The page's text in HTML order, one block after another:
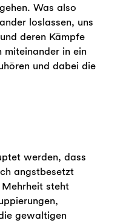
Was also
loslassen, uns
deren Kämpfe
miteinander in ein
und dabei die
werden, dass
angstbesetzt
steht
gewaltigen